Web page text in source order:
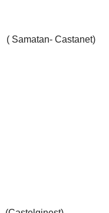
( Samatan- Castanet)